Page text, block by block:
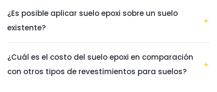
¿Es posible aplicar suelo epoxi sobre un suelo
existente?
¿Cuál es el costo del suelo epoxi en comparación
con otros tipos de revestimientos para suelos?